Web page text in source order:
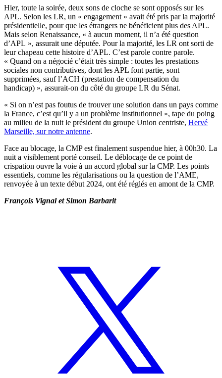
Hier, toute la soirée, deux sons de cloche se sont opposés sur les
APL. Selon les LR, un « engagement » avait été pris par la majorité
présidentielle, pour que les étrangers ne bénéficient plus des APL.
Mais selon Renaissance, « à aucun moment, il n’a été question
d’APL », assurait une députée. Pour la majorité, les LR ont sorti de
leur chapeau cette histoire d’APL. C’est parole contre parole.
« Quand on a négocié c’était très simple : toutes les prestations
sociales non contributives, dont les APL font partie, sont
supprimées, sauf l’ACH (prestation de compensation du
handicap) », assurait-on du côté du groupe LR du Sénat.
« Si on n’est pas foutus de trouver une solution dans un pays comme
la France, c’est qu’il y a un problème institutionnel », tape du poing
au milieu de la nuit le président du groupe Union centriste, Hervé
Marseille, sur notre antenne.
Face au blocage, la CMP est finalement suspendue hier, à 00h30. La
nuit a visiblement porté conseil. Le déblocage de ce point de
crispation ouvre la voie à un accord global sur la CMP. Les points
essentiels, comme les régularisations ou la question de l’AME,
renvoyée à un texte début 2024, ont été réglés en amont de la CMP.
François Vignal et Simon Barbarit